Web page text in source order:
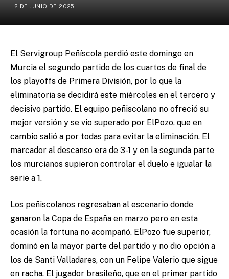
2 DE JUNIO DE 2025
El Servigroup Peñíscola perdió este domingo en
Murcia el segundo partido de los cuartos de final de
los playoffs de Primera División, por lo que la
eliminatoria se decidirá este miércoles en el tercero y
decisivo partido. El equipo peñiscolano no ofreció su
mejor versión y se vio superado por ElPozo, que en
cambio salió a por todas para evitar la eliminación. El
marcador al descanso era de 3-1 y en la segunda parte
los murcianos supieron controlar el duelo e igualar la
serie a 1.
Los peñiscolanos regresaban al escenario donde
ganaron la Copa de España en marzo pero en esta
ocasión la fortuna no acompañó. ElPozo fue superior,
dominó en la mayor parte del partido y no dio opción a
los de Santi Valladares, con un Felipe Valerio que sigue
en racha. El jugador brasileño, que en el primer partido